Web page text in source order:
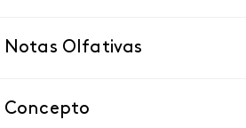
Notas Olfativas
Concepto